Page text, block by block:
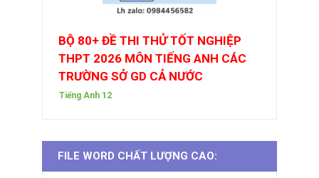
BỘ 80+ ĐỀ THI THỬ TỐT NGHIỆP
THPT 2026 MÔN TIẾNG ANH CÁC
TRƯỜNG SỞ GD CẢ NƯỚC
Tiếng Anh 12
FILE WORD CHẤT LƯỢNG CAO: